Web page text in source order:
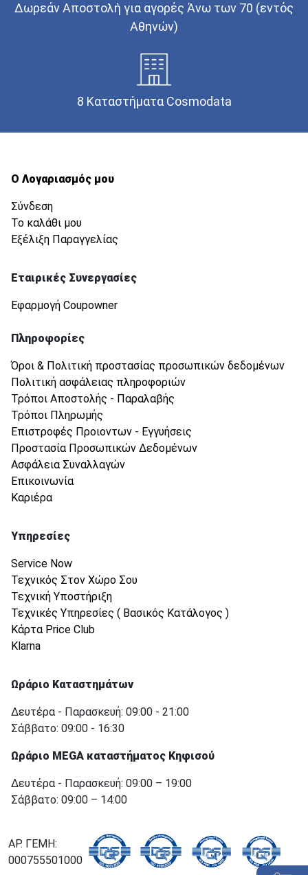
Δωρεάν Αποστολή για αγορές Άνω των 70 (εντός
Αθηνών)
8 Καταστήματα Cosmodata
Ο Λογαριασμός μου
Σύνδεση
Το καλάθι μου
Εξέλιξη Παραγγελίας
Εταιρικές Συνεργασίες
Εφαρμογή Coupowner
Πληροφορίες
Όροι & Πολιτική προστασίας προσωπικών δεδομένων
Πολιτική ασφάλειας πληροφοριών
Τρόποι Αποστολής - Παραλαβής
Τρόποι Πληρωμής
Επιστροφές Προιοντων - Εγγυήσεις
Προστασία Προσωπικών Δεδομένων
Ασφάλεια Συναλλαγών
Επικοινωνία
Καριέρα
Υπηρεσίες
Service Now
Τεχνικός Στον Χώρο Σου
Τεχνική Υποστήριξη
Τεχνικές Υπηρεσίες ( Βασικός Κατάλογος )
Κάρτα Price Club
Klarna
Ωράριο Καταστημάτων
Δευτέρα - Παρασκευή: 09:00 - 21:00
Σάββατο: 09:00 - 16:30
Ωράριο MEGA καταστήματος Κηφισού
Δευτέρα - Παρασκευή: 09:00 – 19:00
Σάββατο: 09:00 – 14:00
ΑΡ. ΓΕΜΗ:
000755501000